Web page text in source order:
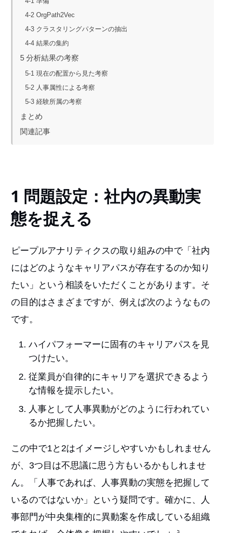
4-2 OrgPath2Vec
4-3 クラスタリングパターンの抽出
4-4 結果の集約
5 分析結果の考察
5-1 現在の配置から見た考察
5-2 人事属性による考察
5-3 経験所属の考察
まとめ
関連記事
1 問題設定：社内の異動実
態を捉える
ピープルアナリティクスの取り組みの中で「社内
にはどのようなキャリアパスが存在するのか知り
たい」という相談をいただくことがあります。そ
の目的はさまざまですが、例えば次のようなもの
です。
ハイパフォーマーに固有のキャリアパスを見
つけたい。
従業員が自律的にキャリアを選択できるよう
な情報を提示したい。
人事として人事異動がどのように行われてい
るか把握したい。
この中で1と2はイメージしやすいかもしれません
が、3つ目は不思議に思う方もいるかもしれませ
ん。「人事であれば、人事異動の実態を把握して
いるのではないか」という疑問です。確かに、人
事部門が中央集権的に異動案を作成している組織